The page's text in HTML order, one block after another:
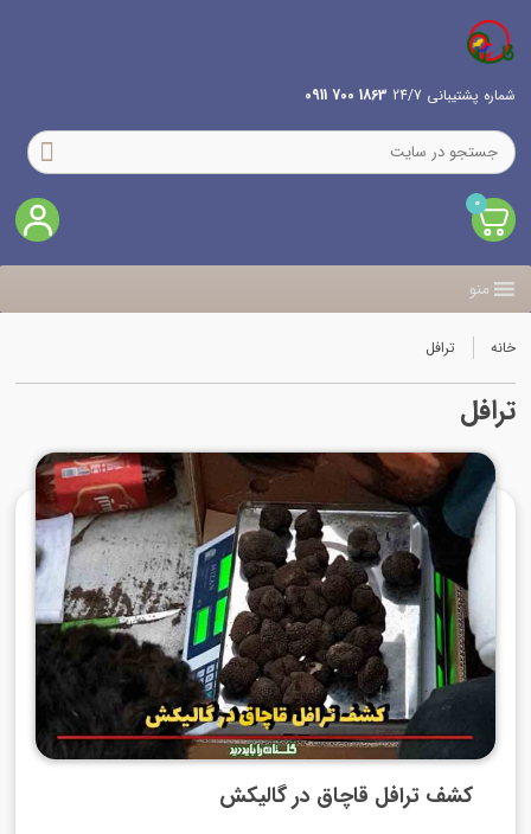
شماره پشتیبانی 24/7 1863 700 0911
0
منو
خانه ترافل
ترافل
کشف ترافل قاچاق در گالیکش